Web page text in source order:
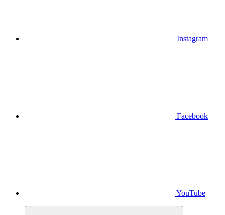
Instagram
Facebook
YouTube